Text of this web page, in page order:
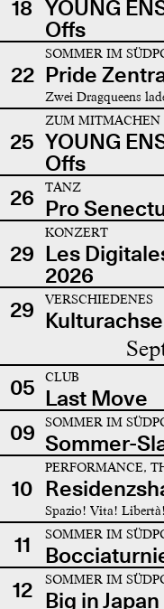
18 YOUNG
Offs
22
SOMMER IM
Pride
Zwei Dragqueens
25
ZUM MITMACHEN
YOUNG
Offs
26
TANZ
Pro
29
KONZERT
Les
2026
29 VERSCHIEDENES
05 CLUB
Last Move
09
SOMMER IM
Sommer-
10
PERFORMANCE,
Spazio! Vita! Libertà!
11 SOMMER IM
12
SOMMER IM
Big in Japan